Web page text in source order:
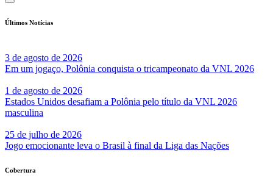
Últimos Notícias
3 de agosto de 2026
Em um jogaço, Polônia conquista o tricampeonato da VNL 2026
1 de agosto de 2026
Estados Unidos desafiam a Polônia pelo título da VNL 2026
masculina
25 de julho de 2026
Jogo emocionante leva o Brasil à final da Liga das Nações
Cobertura